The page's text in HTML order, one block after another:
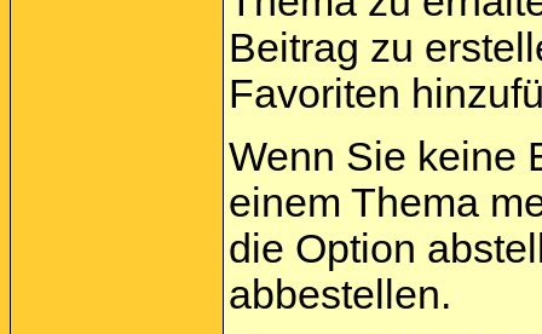
Beitrag zu
Favoriten
Wenn Sie keine
einem Thema
die Option
abbestellen.